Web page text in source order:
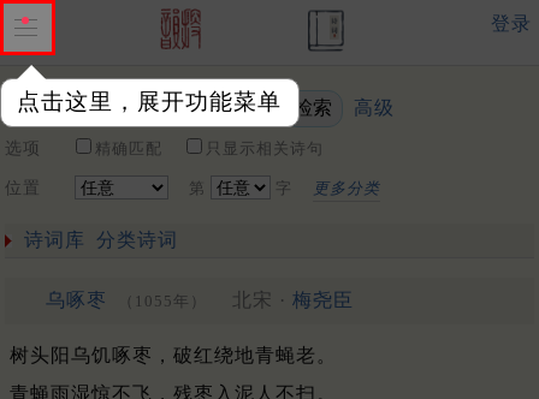
点击这里，展开功能菜单
登录
关键词 高级
选项 精确匹配 只显示相关诗句
位置 第 字 更多分类
诗词库 分类诗词
乌啄枣 （1055年） 北宋 · 梅尧臣
树头阳乌饥啄枣，破红绕地青蝇老。
青蝇雨湿惊不飞，残枣入泥人不扫。